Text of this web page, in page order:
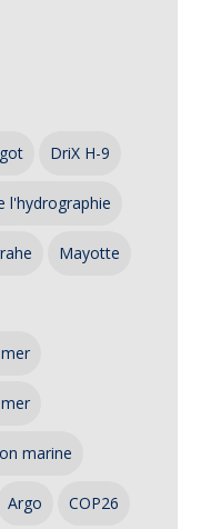
DriX H-9
l'hydrographie
Mayotte
marine
Argo COP26